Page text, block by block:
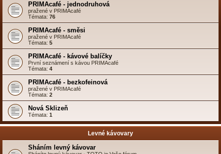
PRIMAcafé - jednodruhová
pražené v PRIMAcafé
Témata: 76
PRIMAcafé - směsi
pražené v PRIMAcafé
Témata: 5
PRIMAcafé - kávové balíčky
První seznámení s kávou PRIMAcafé
Témata: 4
PRIMAcafé - bezkofeinová
pražené v PRIMAcafé
Témata: 2
Nová Sklizeň
Témata: 1
Levné kávovary
Sháním levný kávovar